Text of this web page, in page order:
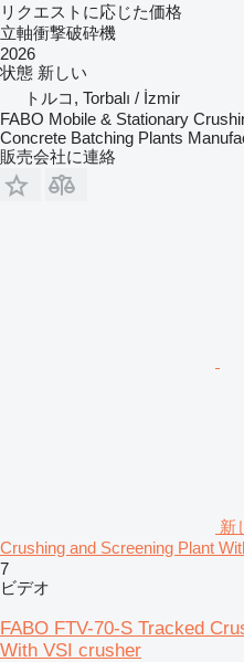
リクエストに応じた価格
立軸衝撃破砕機
2026
状態 新しい
トルコ, Torbalı / İzmir
FABO Mobile & Stationary
Concrete Batching Plants
販売会社に連絡
新
Crushing and Screening Plant
7
ビデオ
FABO FTV-70-S Tracked
With VSI crusher